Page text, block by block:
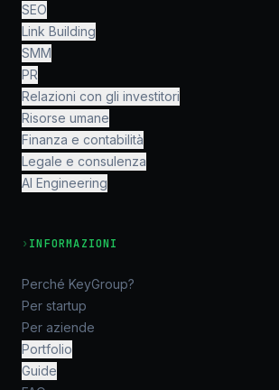
SEO
Link Building
SMM
PR
Relazioni con gli investitori
Risorse umane
Finanza e contabilità
Legale e consulenza
AI Engineering
› INFORMAZIONI
Perché KeyGroup?
Per startup
Per aziende
Portfolio
Guide